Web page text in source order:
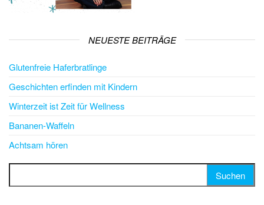
NEUESTE BEITRÄGE
Glutenfreie Haferbratlinge
Geschichten erfinden mit Kindern
Winterzeit ist Zeit für Wellness
Bananen-Waffeln
Achtsam hören